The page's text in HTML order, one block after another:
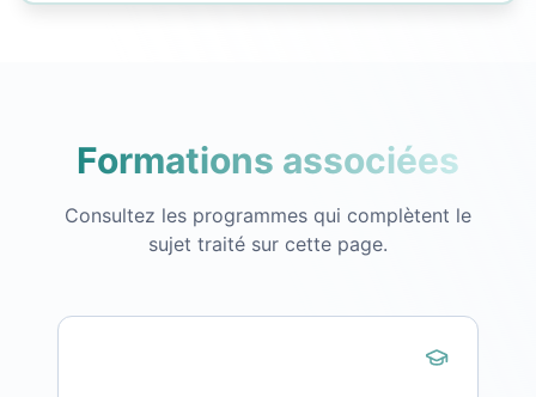
Formations associées
Consultez les programmes qui complètent le
sujet traité sur cette page.